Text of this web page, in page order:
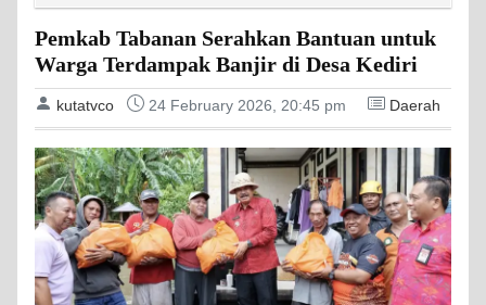
Pemkab Tabanan Serahkan Bantuan untuk
Warga Terdampak Banjir di Desa Kediri
kutatvco 24 February 2026, 20:45 pm Daerah